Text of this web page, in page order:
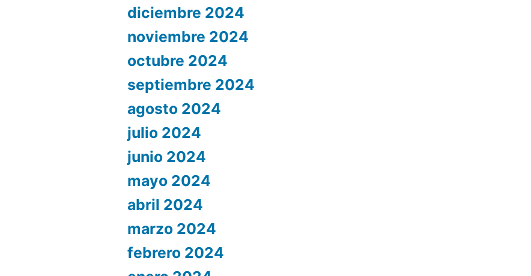
diciembre 2024
noviembre 2024
octubre 2024
septiembre 2024
agosto 2024
julio 2024
junio 2024
mayo 2024
abril 2024
marzo 2024
febrero 2024